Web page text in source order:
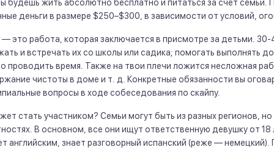
будешь жить абсолютно бесплатно и питаться за счёт
деньги в размере $250–$300, в зависимости от условий,
— это работа, которая заключается в присмотре за детьми.
и встречать их со школы или садика; помогать выполнять
проводить время. Также на твои плечи ложится несложная
чистоты в доме и т. д. Конкретные обязанности вы
вопросы в ходе собеседования по скайпу.
стать участником? Семьи могут быть из разных регионов,
В основном, все они ищут ответственную девушку от
английским, знает разговорный испанский (реже —